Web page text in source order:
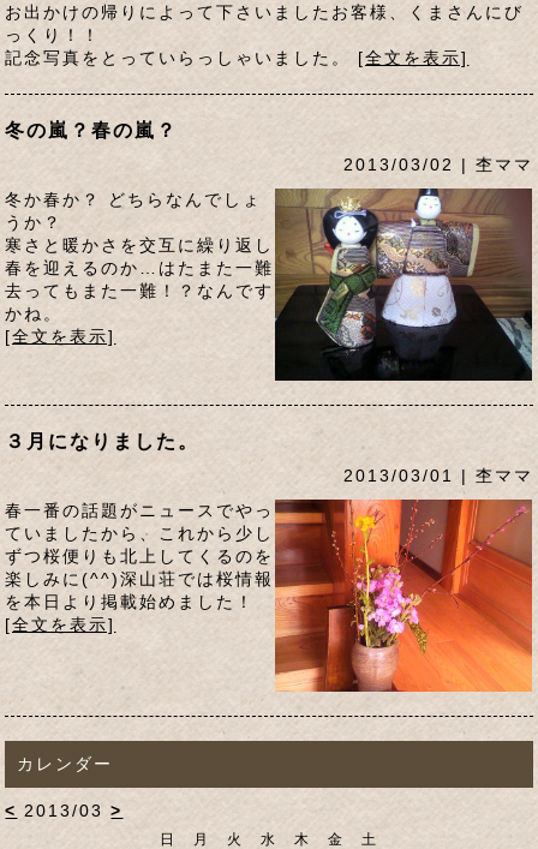
お出かけの帰りによって下さいましたお客様、くまさんにび
っくり！！
記念写真をとっていらっしゃいました。 [全文を表示]
冬の嵐？春の嵐？
2013/03/02 | 杢ママ
冬か春か？ どちらなんでしょ
うか？
寒さと暖かさを交互に繰り返し
春を迎えるのか…はたまた一難
去ってもまた一難！？なんです
かね。
[全文を表示]
３月になりました。
2013/03/01 | 杢ママ
春一番の話題がニュースでやっ
ていましたから、これから少し
ずつ桜便りも北上してくるのを
楽しみに(^^)深山荘では桜情報
を本日より掲載始めました！
[全文を表示]
カレンダー
< 2013/03>
日 月 火 水 木 金 土